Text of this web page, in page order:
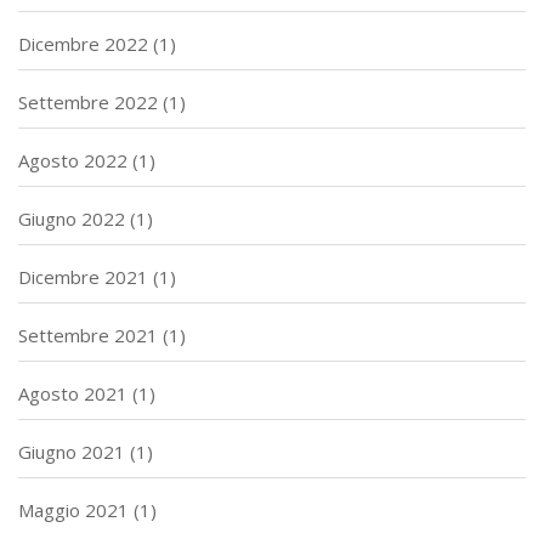
Dicembre 2022 (1)
Settembre 2022 (1)
Agosto 2022 (1)
Giugno 2022 (1)
Dicembre 2021 (1)
Settembre 2021 (1)
Agosto 2021 (1)
Giugno 2021 (1)
Maggio 2021 (1)